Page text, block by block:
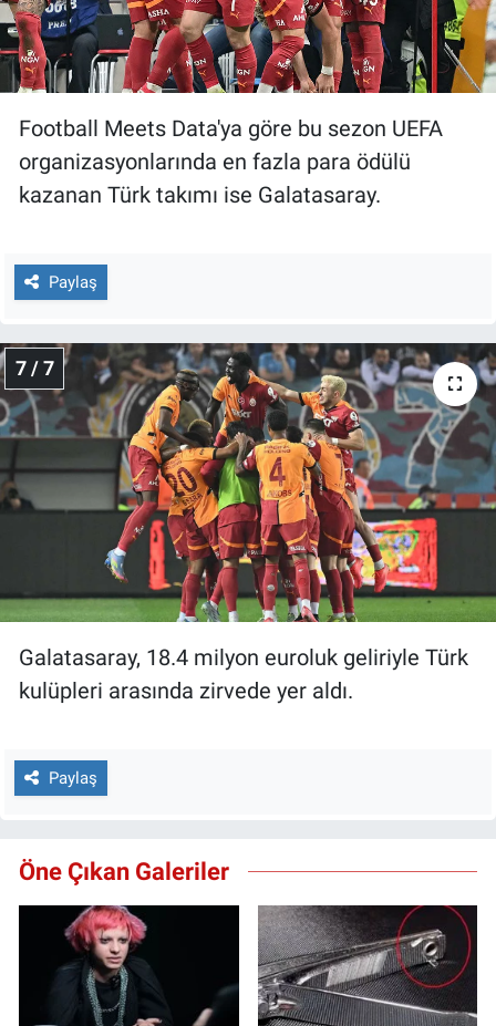
Football Meets Data'ya göre bu sezon UEFA
organizasyonlarında en fazla para ödülü
kazanan Türk takımı ise Galatasaray.
Paylaş
7 / 7
Galatasaray, 18.4 milyon euroluk geliriyle Türk
kulüpleri arasında zirvede yer aldı.
Paylaş
Öne Çıkan Galeriler